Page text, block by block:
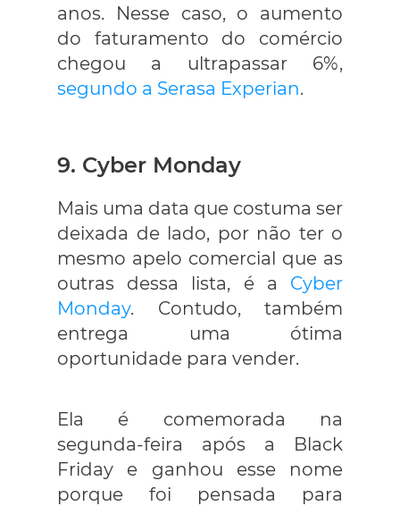
anos. Nesse caso, o aumento
do faturamento do comércio
chegou a ultrapassar 6%,
segundo a Serasa Experian.
9. Cyber Monday
Mais uma data que costuma ser
deixada de lado, por não ter o
mesmo apelo comercial que as
outras dessa lista, é a Cyber
Monday. Contudo, também
entrega uma ótima
oportunidade para vender.
Ela é comemorada na
segunda-feira após a Black
Friday e ganhou esse nome
porque foi pensada para